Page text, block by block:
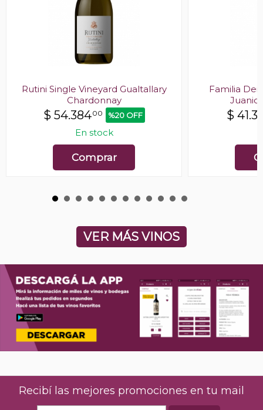
Rutini Single Vineyard Gualtallary
Chardonnay
$ 54.38400 %20 OFF
En stock
Comprar
Familia
$
VER MÁS VINOS
Recibí las mejores promociones en tu mail